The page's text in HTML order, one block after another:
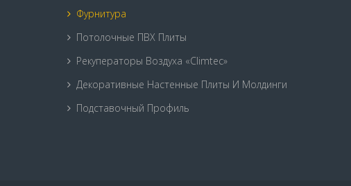
Фурнитура
Потолочные ПВХ Плиты
Рекуператоры Воздуха «Climtec»
Декоративные Настенные Плиты И Молдинги
Подставочный Профиль